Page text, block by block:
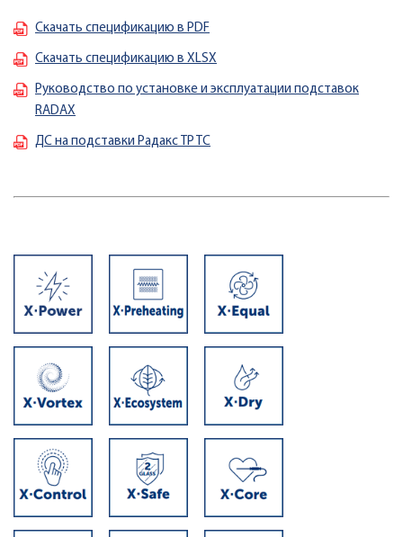
Скачать спецификацию в PDF
Скачать спецификацию в XLSX
Руководство по установке и эксплуатации подставок
RADAX
ДС на подставки Радакс TP TC